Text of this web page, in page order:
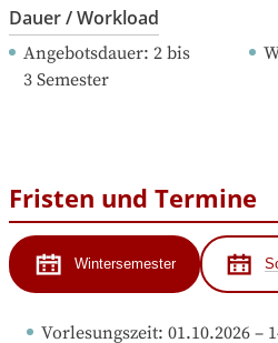
Dauer / Workload
Angebotsdauer: 2 bis
3 Semester
Fristen und Termine
Wintersemester
Vorlesungszeit: 01.10.2026 –